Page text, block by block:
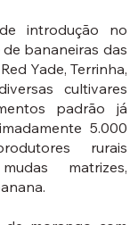
introdução no
de bananeiras das
Yade, Terrinha,
cultivares
padrão já
5.000
rurais
matrizes,